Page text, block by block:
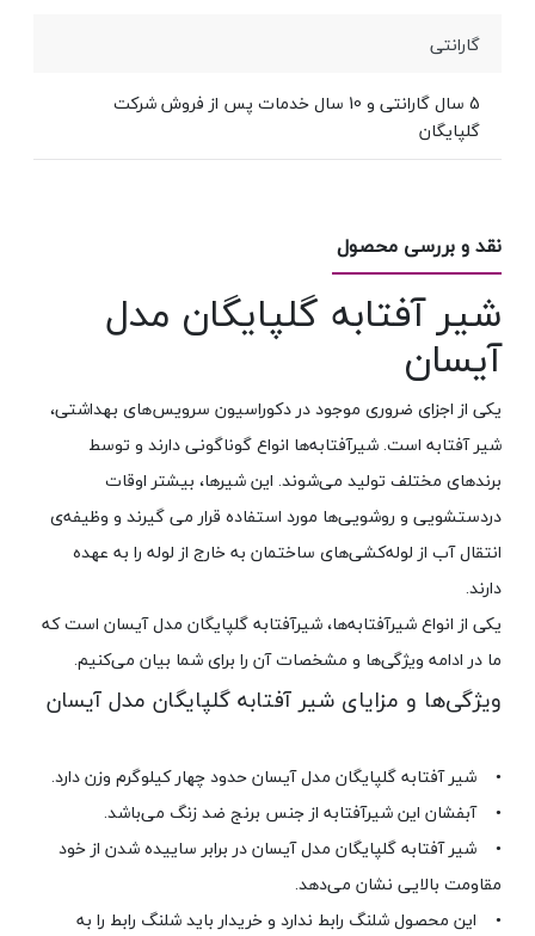
گارانتی
5 سال گارانتی و 10 سال خدمات پس از فروش شرکت
گلپایگان
نقد و بررسی محصول
شیر آفتابه گلپایگان مدل
آیسان
یکی از اجزای ضروری موجود در دکوراسیون سرویس‌های بهداشتی،
شیر آفتابه است. شیرآفتابه‌ها انواع گوناگونی دارند و توسط
برندهای مختلف تولید می‌شوند. این شیر‌ها، بیشتر اوقات
دردستشویی و روشویی‌ها مورد استفاده قرار می گیرند و وظیفه‌ی
انتقال آب از لوله‌کشی‌های ساختمان به خارج از لوله را به عهده
دارند.
یکی از انواع شیرآفتابه‌ها، شیرآفتابه گلپایگان مدل آیسان است که
ما در ادامه‌ ویژگی‌ها و مشخصات آن را برای شما بیان می‌کنیم.
ویژگی‌ها و مزایای شیر آفتابه گلپایگان مدل آیسان
• شیر آفتابه گلپایگان مدل آیسان حدود چهار کیلوگرم وزن دارد.
• آبفشان این شیرآفتابه از جنس برنج ضد زنگ می‌باشد.
• شیر آفتابه گلپایگان مدل آیسان در برابر ساییده شدن از خود
مقاومت بالایی نشان می‌دهد.
• این محصول شلنگ رابط ندارد و خریدار باید شلنگ رابط را به